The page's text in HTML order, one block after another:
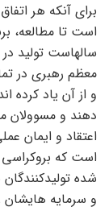
برای آنکه هر
است تا مطالعه،
سالهاست تولید
معظم رهبری در
و از آن یاد کرده
دهند و مسوولان
اعتقاد و ایمان
است که
شده
و سرمایه هایشان